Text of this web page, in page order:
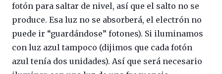
fotón para saltar de nivel, así que el salto no se
produce. Esa luz no se absorberá, el electrón no
puede ir “guardándose” fotones). Si iluminamos
con luz azul tampoco (dijimos que cada fotón
azul tenía dos unidades). Así que será necesario